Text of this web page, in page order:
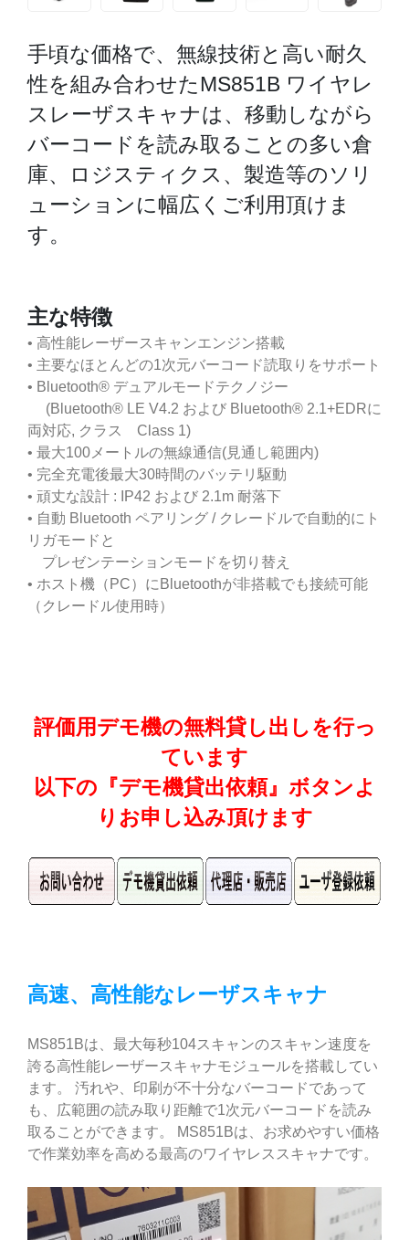
手頃な価格で、無線技術と高い耐久
性を組み合わせたMS851B ワイヤレ
スレーザスキャナは、移動しながら
バーコードを読み取ることの多い倉
庫、ロジスティクス、製造等のソリ
ューションに幅広くご利用頂けま
す。
主な特徴
• 高性能レーザースキャンエンジン搭載
• 主要なほとんどの1次元バーコード読取りをサポート
• Bluetooth® デュアルモードテクノジー
(Bluetooth® LE V4.2 および Bluetooth® 2.1+EDRに
両対応, クラス Class 1)
• 最大100メートルの無線通信(見通し範囲内)
• 完全充電後最大30時間のバッテリ駆動
• 頑丈な設計 : IP42 および 2.1m 耐落下
• 自動 Bluetooth ペアリング / クレードルで自動的にト
リガモードと
プレゼンテーションモードを切り替え
• ホスト機（PC）にBluetoothが非搭載でも接続可能
（クレードル使用時）
評価用デモ機の無料貸し出しを行っ
ています
以下の『デモ機貸出依頼』ボタンよ
りお申し込み頂けます
高速、高性能なレーザスキャナ
MS851Bは、最大毎秒104スキャンのスキャン速度を
誇る高性能レーザースキャナモジュールを搭載してい
ます。 汚れや、印刷が不十分なバーコードであって
も、広範囲の読み取り距離で1次元バーコードを読み
取ることができます。 MS851Bは、お求めやすい価格
で作業効率を高める最高のワイヤレススキャナです。